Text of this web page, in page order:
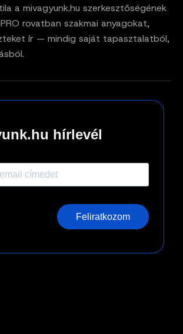
a mivagyunk.hu szerkesztőségének
rovatban szakmai anyagokat,
ír — mindig saját tapasztalatból,
hírlevél
Feliratkozom